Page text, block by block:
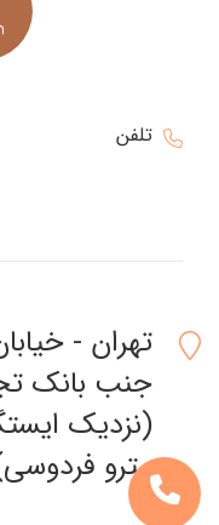
تلفن
تهران -
(نزدیک
مترو